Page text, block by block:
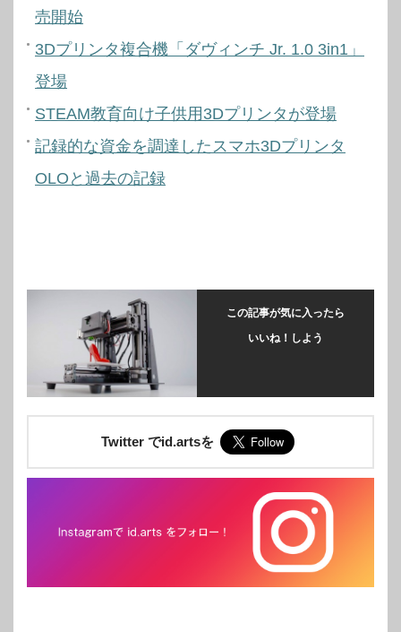
売開始
3Dプリンタ複合機「ダヴィンチ Jr. 1.0 3in1」
登場
STEAM教育向け子供用3Dプリンタが登場
記録的な資金を調達したスマホ3Dプリンタ
OLOと過去の記録
この記事が気に入ったら
いいね！しよう
Twitter でid.artsを